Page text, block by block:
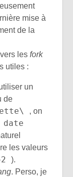
mise à
de la
les fork
utiles :
un
de
, on
les valeurs
).
. Perso, je